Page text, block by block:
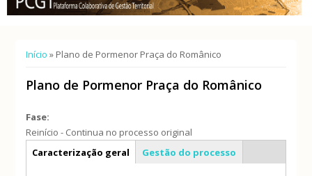
Está aqui
Início » Plano de Pormenor Praça do Românico
Plano de Pormenor Praça do Românico
Fase:
Reinício - Continua no processo original
Info geral
Caracterização geral Gestão do processo